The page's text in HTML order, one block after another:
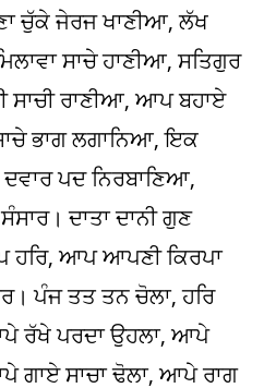
ਚੁੱਕੇ ਜੇਰਜ ਖਾਣੀਆ, ਲੱਖ
ਸਾਚੇ ਹਾਣੀਆ, ਸਤਿਗੁਰ
ਸਾਚੀ ਰਾਣੀਆ, ਆਪ ਬਹਾਏ
ਭਾਗ ਲਗਾਨਿਆ, ਇਕ
ਪਦ ਨਿਰਬਾਣਿਆ,
ਦਾਤਾ ਦਾਨੀ ਗੁਣ
ਹਰਿ, ਆਪ ਆਪਣੀ ਕਿਰਪਾ
ਪੰਜ ਤਤ ਤਨ ਚੋਲਾ, ਹਰਿ
ਰੱਖੇ ਪਰਦਾ ਉਹਲਾ, ਆਪੇ
ਸਾਚਾ ਢੋਲਾ, ਆਪੇ ਰਾਗ